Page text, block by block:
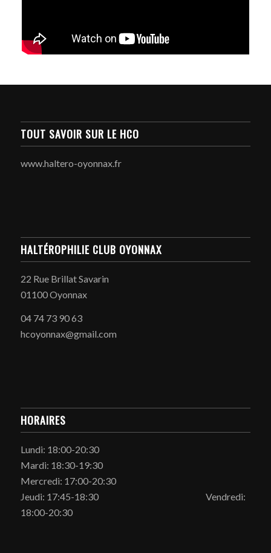
TOUT SAVOIR SUR LE HCO
www.haltero-oyonnax.fr
HALTÉROPHILIE CLUB OYONNAX
22 Rue Brillat Savarin
01100 Oyonnax
04 74 73 90 63
hcoyonnax@gmail.com
HORAIRES
Lundi: 18:00-20:30
Mardi: 18:30-19:30
Mercredi: 17:00-20:30
Jeudi: 17:45-18:30 Vendredi:
18:00-20:30